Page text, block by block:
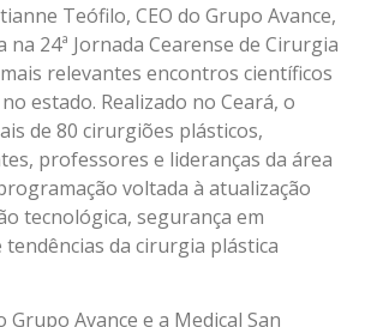
Teófilo, CEO do Grupo Avance,
na 24ª Jornada Cearense de Cirurgia
relevantes encontros científicos
estado. Realizado no Ceará, o
de 80 cirurgiões plásticos,
professores e lideranças da área
voltada à atualização
tecnológica, segurança em
da cirurgia plástica
Grupo Avance e a Medical San